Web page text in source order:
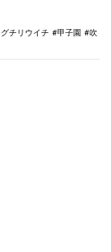
チリウイチ 甲子園
吹